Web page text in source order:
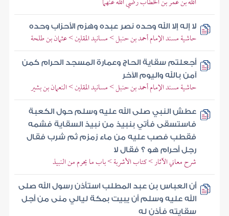
لا إله إلا الله وحده نصر عبده وهزم الأحزاب وحده
حاشية مسند الإمام أحمد بن حنبل > مسانيد المقلين > عثمان بن طلحة
أجعلتم سقاية الحاج وعمارة المسجد الحرام كمن
آمن بالله واليوم الآخر
حاشية مسند الإمام أحمد بن حنبل > مسانيد المقلين > النعمان بن بشير
عطش النبي صلى الله عليه وسلم حول الكعبة
فاستسقى فأتي بنبيذ من نبيذ السقاية فشمه
فقطب فصب عليه من ماء زمزم ثم شرب فقال
رجل أحرام هو ؟ فقال لا
شرح معاني الآثار > كتاب الأشربة > باب ما يحرم من النبيذ
أن العباس بن عبد المطلب استأذن رسول الله صلى
الله عليه وسلم أن يبيت بمكة ليالي منى من أجل
سقايته فأذن له